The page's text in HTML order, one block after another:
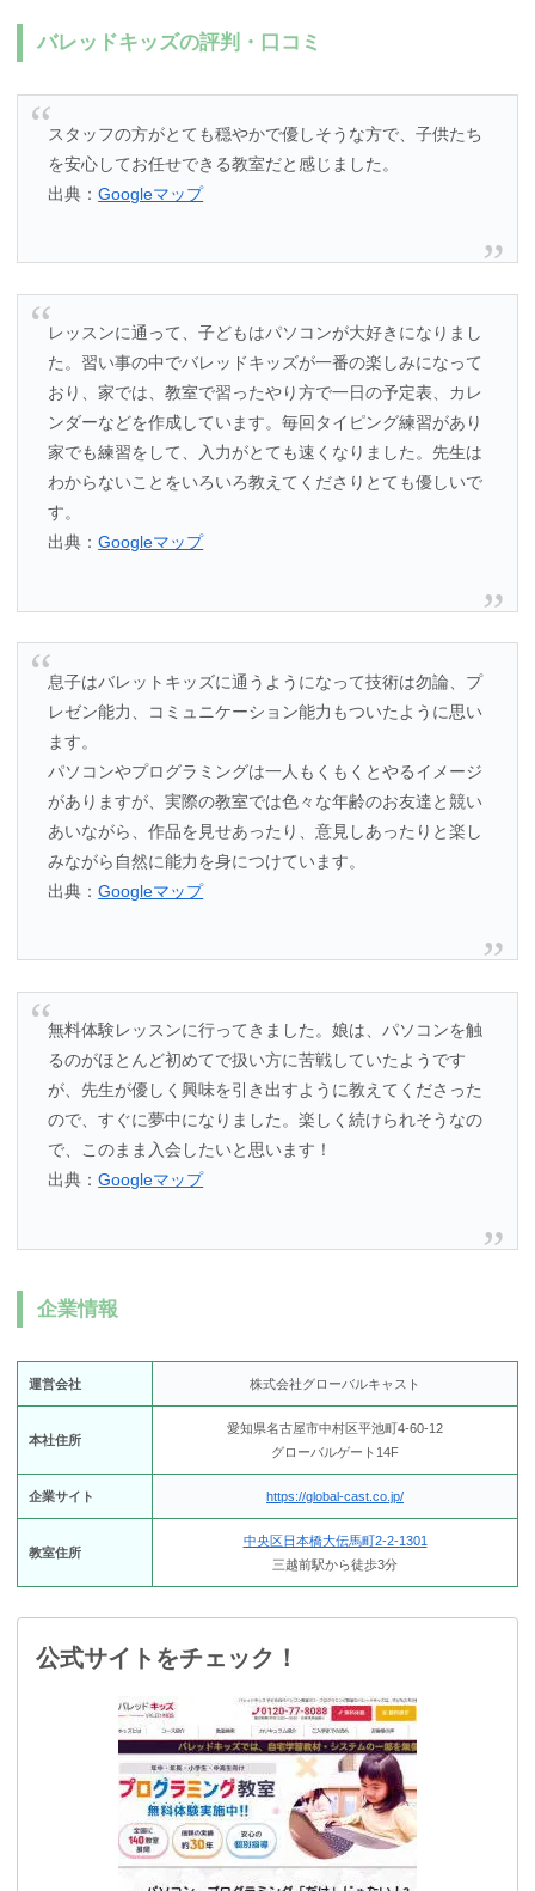
バレッドキッズの評判・口コミ
スタッフの方がとても穏やかで優しそうな方で、子供たち
を安心してお任せできる教室だと感じました。
出典：Googleマップ
レッスンに通って、子どもはパソコンが大好きになりまし
た。習い事の中でバレッドキッズが一番の楽しみになって
おり、家では、教室で習ったやり方で一日の予定表、カレ
ンダーなどを作成しています。毎回タイピング練習があり
家でも練習をして、入力がとても速くなりました。先生は
わからないことをいろいろ教えてくださりとても優しいで
す。
出典：Googleマップ
息子はバレットキッズに通うようになって技術は勿論、プ
レゼン能力、コミュニケーション能力もついたように思い
ます。
パソコンやプログラミングは一人もくもくとやるイメージ
がありますが、実際の教室では色々な年齢のお友達と競い
あいながら、作品を見せあったり、意見しあったりと楽し
みながら自然に能力を身につけています。
出典：Googleマップ
無料体験レッスンに行ってきました。娘は、パソコンを触
るのがほとんど初めてで扱い方に苦戦していたようです
が、先生が優しく興味を引き出すように教えてくださった
ので、すぐに夢中になりました。楽しく続けられそうなの
で、このまま入会したいと思います！
出典：Googleマップ
企業情報
運営会社 株式会社グローバルキャスト
本社住所
愛知県名古屋市中村区平池町4-60-12
グローバルゲート14F
企業サイト https://global-cast.co.jp/
教室住所
中央区日本橋大伝馬町2-2-1301
三越前駅から徒歩3分
公式サイトをチェック！